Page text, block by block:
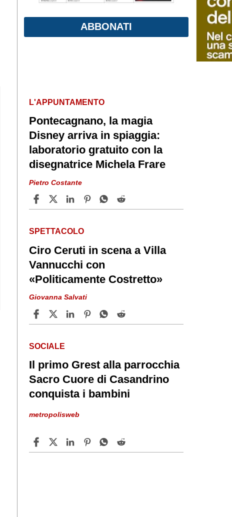
ABBONATI
L'APPUNTAMENTO
Pontecagnano, la magia
Disney arriva in spiaggia:
laboratorio gratuito con la
disegnatrice Michela Frare
Pietro Costante
SPETTACOLO
Ciro Ceruti in scena a Villa
Vannucchi con
«Politicamente Costretto»
Giovanna Salvati
SOCIALE
Il primo Grest alla parrocchia
Sacro Cuore di Casandrino
conquista i bambini
metropolisweb